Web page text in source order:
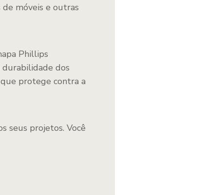
móveis e outras
Phillips
dos
protege contra a
seus projetos. Você